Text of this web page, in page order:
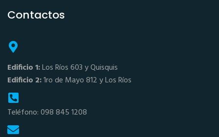
Contactos
Edificio 1:Los Ríos 603 y Quisquis
Edificio 2:1ro de Mayo 812 y Los Ríos
Teléfono: 098 845 1208